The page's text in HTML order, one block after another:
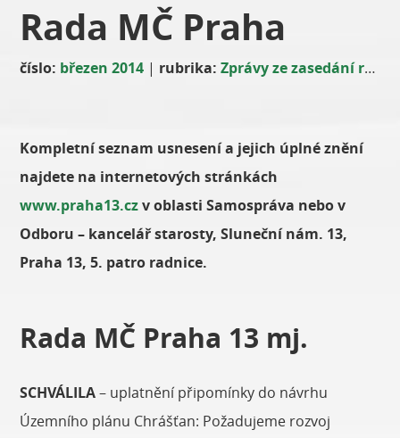
Rada MČ Praha
číslo: březen 2014 | rubrika: Zprávy ze zasedání rady a zastupitelstva
Kompletní seznam usnesení a jejich úplné znění
najdete na internetových stránkách
www.praha13.czv oblasti Samospráva nebo v
Odboru – kancelář starosty, Sluneční nám. 13,
Praha 13, 5. patro radnice.
Rada MČ Praha 13 mj.
SCHVÁLILA– uplatnění připomínky do návrhu
Územního plánu Chrášťan: Požadujeme rozvoj